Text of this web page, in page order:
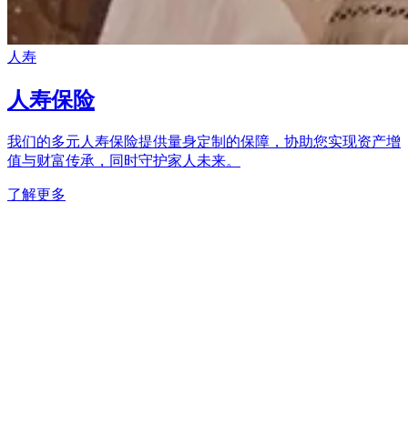
人寿
人寿保险
我们的多元人寿保险提供量身定制的保障，协助您实现资产增
值与财富传承，同时守护家人未来。
了解更多